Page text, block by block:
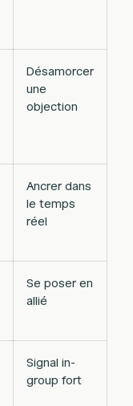
Désamorcer
une
objection
Ancrer dans
le temps
réel
Se poser en
allié
Signal in-
group fort